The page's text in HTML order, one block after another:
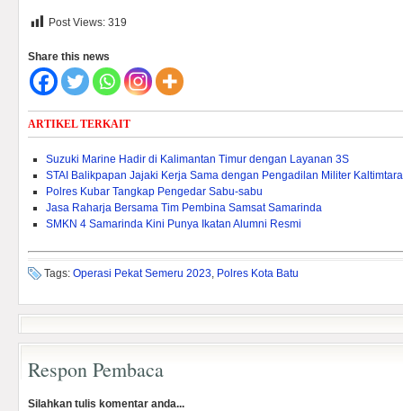
Post Views: 319
Share this news
ARTIKEL TERKAIT
Suzuki Marine Hadir di Kalimantan Timur dengan Layanan 3S
STAI Balikpapan Jajaki Kerja Sama dengan Pengadilan Militer Kaltimtara
Polres Kubar Tangkap Pengedar Sabu-sabu
Jasa Raharja Bersama Tim Pembina Samsat Samarinda
SMKN 4 Samarinda Kini Punya Ikatan Alumni Resmi
Tags: Operasi Pekat Semeru 2023, Polres Kota Batu
Respon Pembaca
Silahkan tulis komentar anda...